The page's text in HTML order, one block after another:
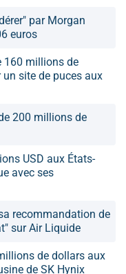
par Morgan
euros
160 millions de
site de puces aux
200 millions de
USD aux États-
avec ses
recommandation de
sur Air Liquide
de dollars aux
de SK Hynix